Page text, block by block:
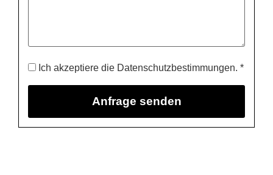
Ich akzeptiere die Datenschutzbestimmungen. *